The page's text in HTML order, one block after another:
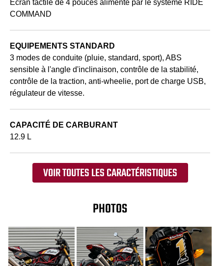
Écran tactile de 4 pouces alimenté par le système RIDE
COMMAND
EQUIPEMENTS STANDARD
3 modes de conduite (pluie, standard, sport), ABS
sensible à l'angle d'inclinaison, contrôle de la stabilité,
contrôle de la traction, anti-wheelie, port de charge USB,
régulateur de vitesse.
CAPACITÉ DE CARBURANT
12.9 L
VOIR TOUTES LES CARACTÉRISTIQUES
PHOTOS